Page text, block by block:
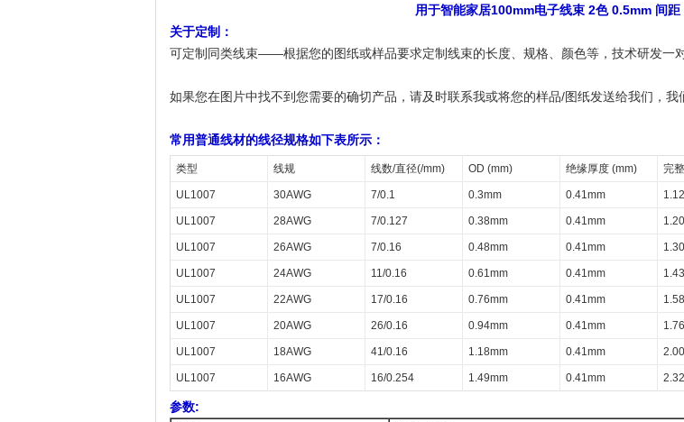
用于智能家居100mm电子线束 2色 0.5mm 间
关于定制：
可定制同类线束——根据您的图纸或样品要求定制线束的长度、规格、颜色等，技术研发一
如果您在图片中找不到您需要的确切产品，请及时联系我或将您的样品/图纸发送给我们，我
常用普通线材的线径规格如下表所示：
类型 线规 线数/直径(/mm) OD (mm) 绝缘厚度 (mm) 完
UL1007 30AWG 7/0.1 0.3mm 0.41mm
UL1007 28AWG 7/0.127 0.38mm 0.41mm
UL1007 26AWG 7/0.16 0.48mm 0.41mm
UL1007 24AWG 11/0.16 0.61mm 0.41mm
UL1007 22AWG 17/0.16 0.76mm 0.41mm
UL1007 20AWG 26/0.16 0.94mm 0.41mm
UL1007 18AWG 41/0.16 1.18mm 0.41mm
UL1007 16AWG 16/0.254 1.49mm 0.41mm
参数: